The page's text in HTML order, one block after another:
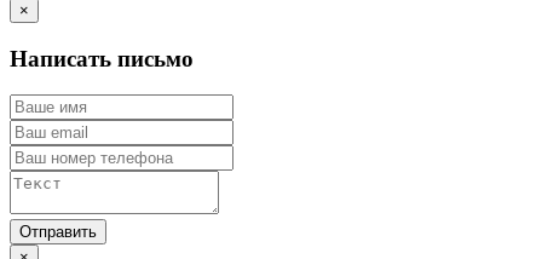
×
Написать письмо